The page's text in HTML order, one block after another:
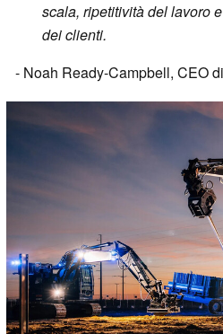
scala, ripetitività del lavoro
dei clienti.
- Noah Ready-Campbell, CEO